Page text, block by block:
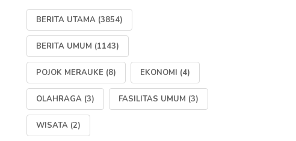
BERITA UTAMA (3854)
BERITA UMUM (1143)
POJOK MERAUKE (8) EKONOMI (4)
OLAHRAGA (3) FASILITAS UMUM (3)
WISATA (2)